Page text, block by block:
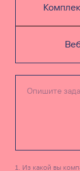
Из какой вы